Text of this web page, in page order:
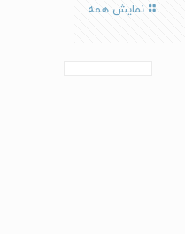
نمایش همه